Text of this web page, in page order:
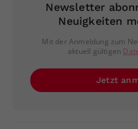
Newsletter
Neuigkeiten
Mit der Anmeldung zum
aktuell gültigen
Jetzt